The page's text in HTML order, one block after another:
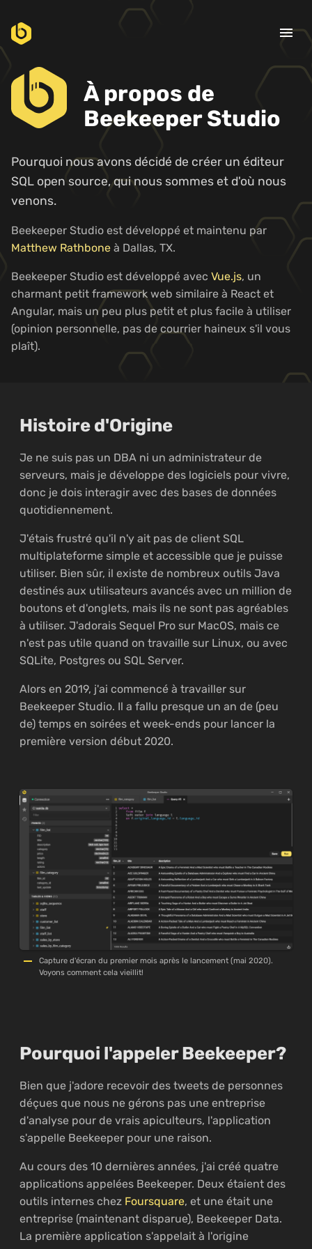
menu
À propos de
Beekeeper Studio
Pourquoi nous avons décidé de créer un éditeur
SQL open source, qui nous sommes et d'où nous
venons.
Beekeeper Studio est développé et maintenu par
Matthew Rathbone à Dallas, TX.
Beekeeper Studio est développé avec Vue.js, un
charmant petit framework web similaire à React et
Angular, mais un peu plus petit et plus facile à utiliser
(opinion personnelle, pas de courrier haineux s'il vous
plaît).
Histoire d'Origine
Je ne suis pas un DBA ni un administrateur de
serveurs, mais je développe des logiciels pour vivre,
donc je dois interagir avec des bases de données
quotidiennement.
J'étais frustré qu'il n'y ait pas de client SQL
multiplateforme simple et accessible que je puisse
utiliser. Bien sûr, il existe de nombreux outils Java
destinés aux utilisateurs avancés avec un million de
boutons et d'onglets, mais ils ne sont pas agréables
à utiliser. J'adorais Sequel Pro sur MacOS, mais ce
n'est pas utile quand on travaille sur Linux, ou avec
SQLite, Postgres ou SQL Server.
Alors en 2019, j'ai commencé à travailler sur
Beekeeper Studio. Il a fallu presque un an de (peu
de) temps en soirées et week-ends pour lancer la
première version début 2020.
Capture d'écran du premier mois après le lancement (mai 2020).
Voyons comment cela vieillit!
Pourquoi l'appeler Beekeeper?
Bien que j'adore recevoir des tweets de personnes
déçues que nous ne gérons pas une entreprise
d'analyse pour de vrais apiculteurs, l'application
s'appelle Beekeeper pour une raison.
Au cours des 10 dernières années, j'ai créé quatre
applications appelées Beekeeper. Deux étaient des
outils internes chez Foursquare, et une était une
entreprise (maintenant disparue), Beekeeper Data.
La première application s'appelait à l'origine